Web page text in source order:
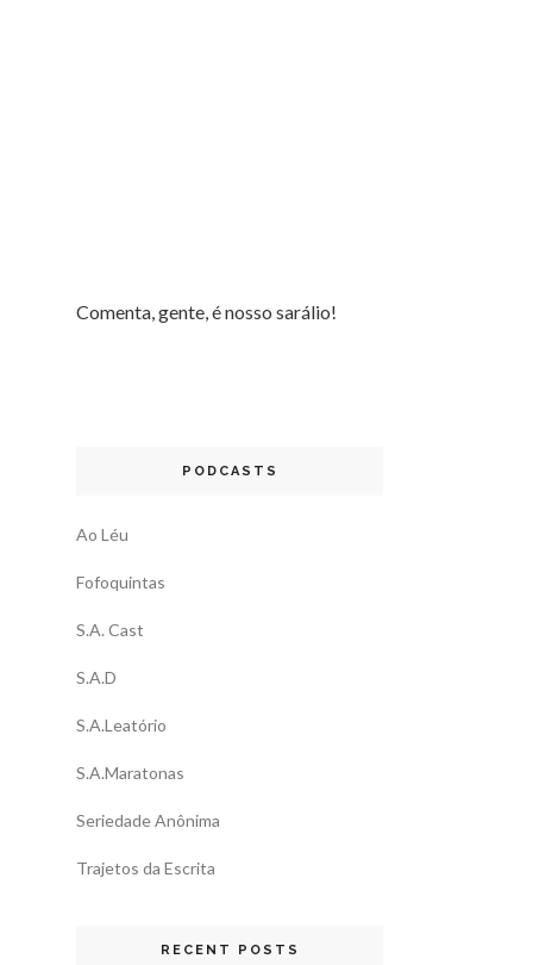
Comenta, gente, é nosso sarálio!
PODCASTS
Ao Léu
Fofoquintas
S.A. Cast
S.A.D
S.A.Leatório
S.A.Maratonas
Seriedade Anônima
Trajetos da Escrita
RECENT POSTS